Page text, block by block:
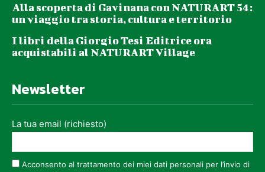
Alla scoperta di Gavinana con NATURART 54:
un viaggio tra storia, cultura e territorio
I libri della Giorgio Tesi Editrice ora
acquistabili al NATURART Village
Newsletter
La tua email (richiesto)
Acconsento al trattamento dei miei dati personali per l’invio di